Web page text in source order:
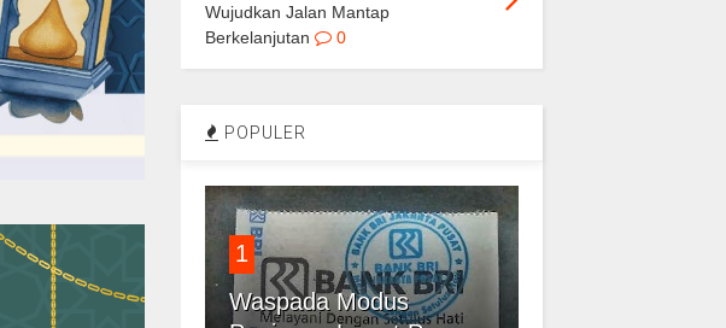
Wujudkan Jalan Mantap
Berkelanjutan
0
POPULER
1
Waspada Modus